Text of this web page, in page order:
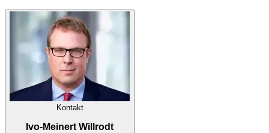
Kontakt
Ivo-Meinert Willrodt